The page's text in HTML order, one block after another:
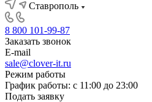
Ставрополь
8 800 101-99-87
Заказать звонок
E-mail
sale@clover-it.ru
Режим работы
График работы: с 11:00 до 23:00
Подать заявку